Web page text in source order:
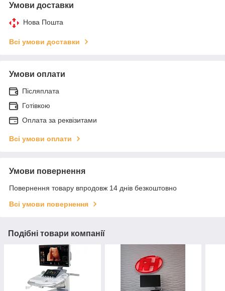
Умови доставки
Нова Пошта
Всі умови доставки
Умови оплати
Післяплата
Готівкою
Оплата за реквізитами
Всі умови оплати
Умови повернення
Повернення товару впродовж 14 днів безкоштовно
Всі умови повернення
Подібні товари компанії